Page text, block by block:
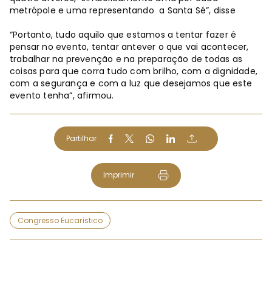
metrópole e uma representando a Santa Sé”, disse
“Portanto, tudo aquilo que estamos a tentar fazer é
pensar no evento, tentar antever o que vai acontecer,
trabalhar na prevenção e na preparação de todas as
coisas para que corra tudo com brilho, com a dignidade,
com a segurança e com a luz que desejamos que este
evento tenha”, afirmou.
Partilhar
Imprimir
Congresso Eucarístico